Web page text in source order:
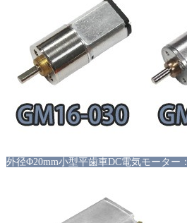
外径Φ20mm小型平歯車DC電気モーター：